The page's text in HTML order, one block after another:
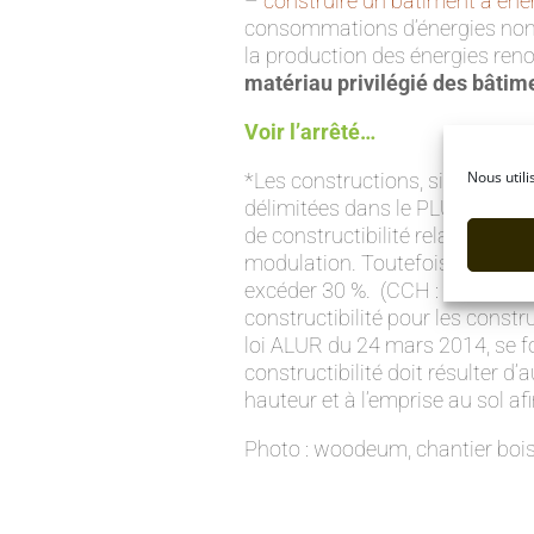
Nous
consommations d’énergies
la production des énergies
matériau privilégié des
Voir l’arrêté…
*Les constructions, situées
délimitées dans le PLU,
de constructibilité relatives au
modulation. Toutefois, le
excéder 30 %. (CCH : art.
constructibilité pour les
loi ALUR du 24 mars 2014, se
constructibilité doit résulter
hauteur et à l’emprise au sol
Photo : woodeum, chantier